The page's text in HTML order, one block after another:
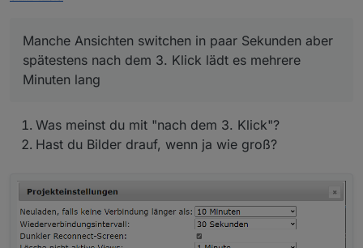
funktioniert.
-ozone-platform=wayland
also ich habe dein Befehl mal probiert und es läuft
irgendwie im Gesamten etwas langsamer als zuvor.
Manche Ansichten switchen in paar Sekunden aber
lang. Aber so die Visualisierung ist halt etwas träger.
Browserabsturz hatte ich bisher nicht, das schonmal
das gute hierbei.
Manche Ansichten switchen in paar Sekunden aber
spätestens nach dem 3. Klick lädt es mehrere
Minuten lang
Was meinst du mit "nach dem 3. Klick"?
Hast du Bilder drauf, wenn ja wie groß?